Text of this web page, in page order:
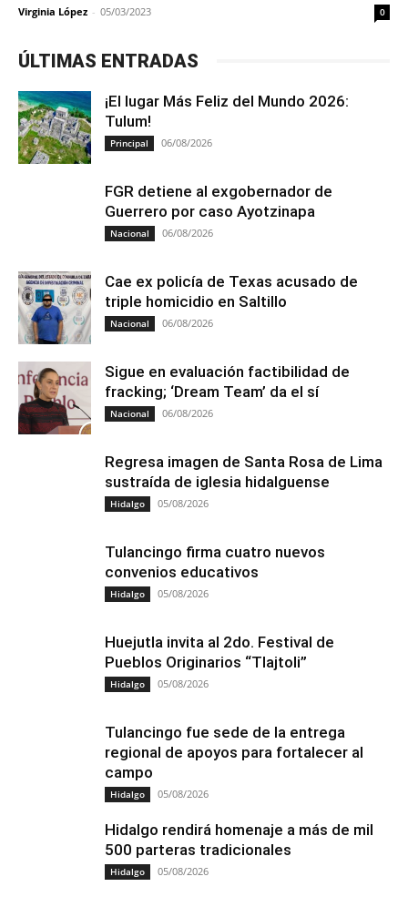
Virginia López - 05/03/2023 0
ÚLTIMAS ENTRADAS
¡El lugar Más Feliz del Mundo 2026:
Tulum!
Principal 06/08/2026
FGR detiene al exgobernador de
Guerrero por caso Ayotzinapa
Nacional 06/08/2026
Cae ex policía de Texas acusado de
triple homicidio en Saltillo
Nacional 06/08/2026
Sigue en evaluación factibilidad de
fracking; ‘Dream Team’ da el sí
Nacional 06/08/2026
Regresa imagen de Santa Rosa de Lima
sustraída de iglesia hidalguense
Hidalgo 05/08/2026
Tulancingo firma cuatro nuevos
convenios educativos
Hidalgo 05/08/2026
Huejutla invita al 2do. Festival de
Pueblos Originarios “Tlajtoli”
Hidalgo 05/08/2026
Tulancingo fue sede de la entrega
regional de apoyos para fortalecer al
campo
Hidalgo 05/08/2026
Hidalgo rendirá homenaje a más de mil
500 parteras tradicionales
Hidalgo 05/08/2026